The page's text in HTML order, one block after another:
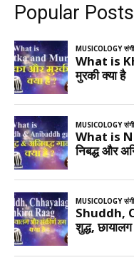
Popular Posts